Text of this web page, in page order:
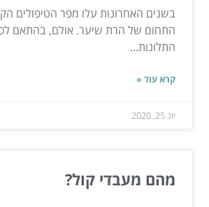
בשנים האחרונות עלו מפר הטיפולים
התחום של הרת שיער. אולם, בהתאם
התלונות...
קרא עוד »
יונ 25, 2020
מהם מעבדי קול?